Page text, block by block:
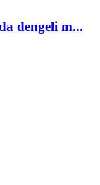
dengeli m...